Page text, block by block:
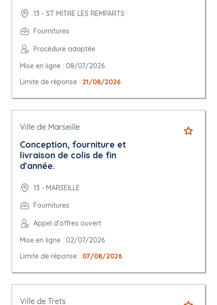
13 - ST MITRE LES REMPARTS
Fournitures
Procédure adaptée
Mise en ligne : 08/07/2026
Limite de réponse : 21/08/2026
Ville de Marseille
Conception, fourniture et
livraison de colis de fin
d'année.
13 - MARSEILLE
Fournitures
Appel d'offres ouvert
Mise en ligne : 02/07/2026
Limite de réponse : 07/08/2026
Ville de Trets